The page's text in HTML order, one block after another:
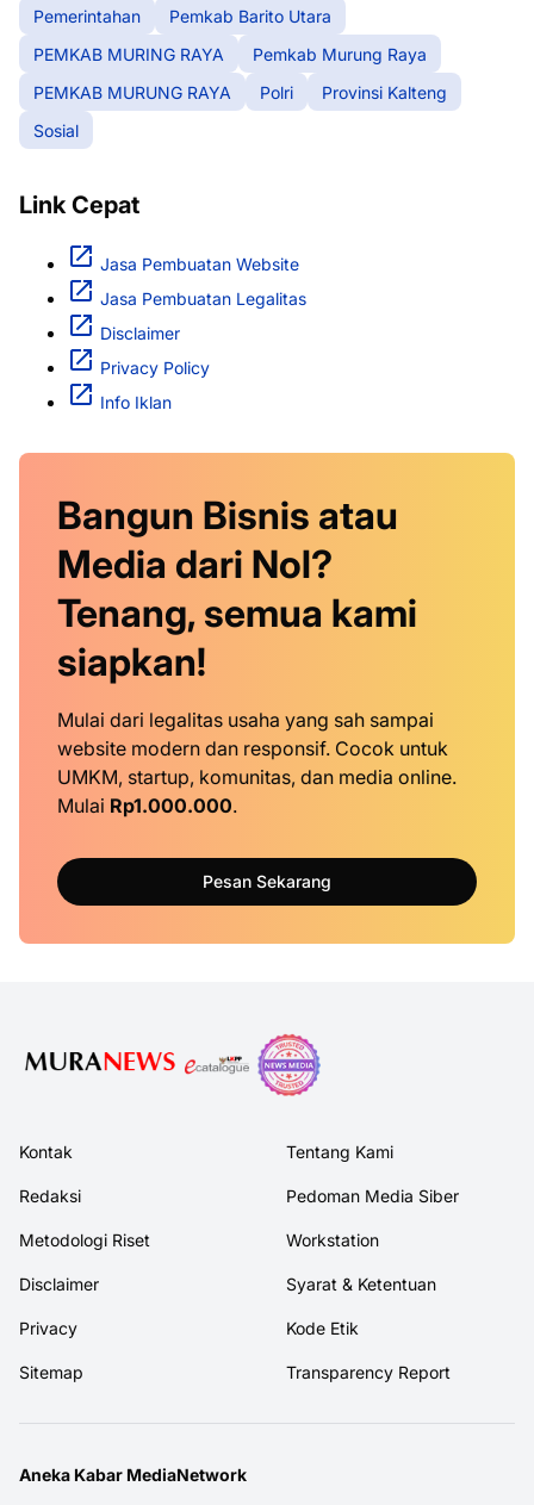
Pemerintahan
Pemkab Barito Utara
PEMKAB MURING RAYA
Pemkab Murung Raya
PEMKAB MURUNG RAYA
Polri
Provinsi Kalteng
Sosial
Link Cepat
Jasa Pembuatan Website
Jasa Pembuatan Legalitas
Disclaimer
Privacy Policy
Info Iklan
Bangun Bisnis atau
Media dari Nol?
Tenang, semua kami
siapkan!
Mulai dari legalitas usaha yang sah sampai
website modern dan responsif. Cocok untuk
UMKM, startup, komunitas, dan media online.
Mulai Rp1.000.000.
Pesan Sekarang
Kontak Tentang Kami
Redaksi Pedoman Media Siber
Metodologi Riset Workstation
Disclaimer Syarat & Ketentuan
Privacy Kode Etik
Sitemap Transparency Report
Aneka Kabar MediaNetwork